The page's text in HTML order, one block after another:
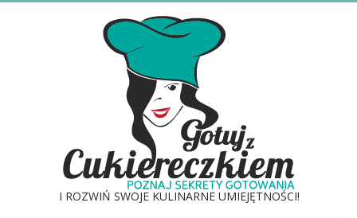
I ROZWIŃ SWOJE KULINARNE UMIEJĘTNOŚCI!